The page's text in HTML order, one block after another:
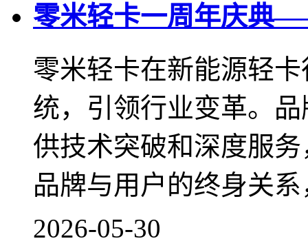
零米轻卡一周年庆典
零米轻卡在新能源轻
统，引领行业变革。
供技术突破和深度服
品牌与用户的终身关
2026-05-30